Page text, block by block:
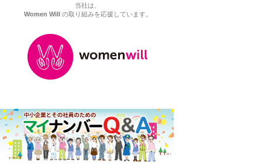
当社は、
Women Will
の取り組みを応援しています。